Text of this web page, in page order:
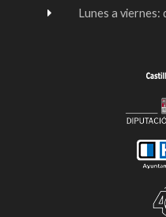
Lunes a viernes: